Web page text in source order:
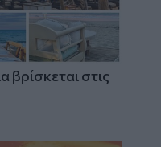
βρίσκεται στις